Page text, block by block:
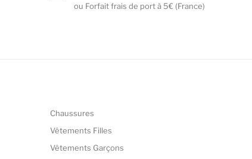
ou Forfait frais de port à 5€ (France)
Chaussures
Vêtements Filles
Vêtements Garçons